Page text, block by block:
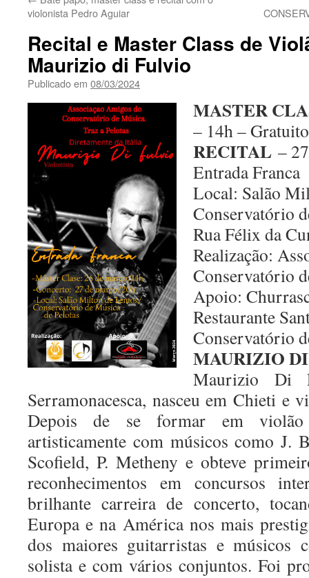
violonista Pedro Aguiar
Recital e Master Class de
Maurizio di Fulvio
Publicado em 08/03/2024
MASTER
– 14h – Gratuito
RECITAL –
Entrada Franca
Local: Salão
Conservatório
Rua Félix da
Realização:
Conservatório
Apoio:
Restaurante
Conservatório
MAURIZIO
Maurizio Di
Serramonacesca, nasceu em Chieti e
Depois de se formar em violão
artisticamente com músicos como J.
Scofield, P. Metheny e obteve
reconhecimentos em concursos
brilhante carreira de concerto,
Europa e na América nos mais
dos maiores guitarristas e músicos
solista e com vários conjuntos. Foi